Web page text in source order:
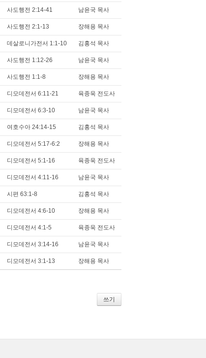
사도행전 2:14-41 남윤국 목사
사도행전 2:1-13 장해용 목사
데살로니가전서 1:1-10 김홍석 목사
사도행전 1:12-26 남윤국 목사
사도행전 1:1-8 장해용 목사
디모데전서 6:11-21 육종욱 전도사
디모데전서 6:3-10 남윤국 목사
여호수아 24:14-15 김홍석 목사
디모데전서 5:17-6:2 장해용 목사
디모데전서 5:1-16 육종욱 전도사
디모데전서 4:11-16 남윤국 목사
시편 63:1-8 김홍석 목사
디모데전서 4:6-10 장해용 목사
디모데전서 4:1-5 육종욱 전도사
디모데전서 3:14-16 남윤국 목사
디모데전서 3:1-13 장해용 목사
쓰기